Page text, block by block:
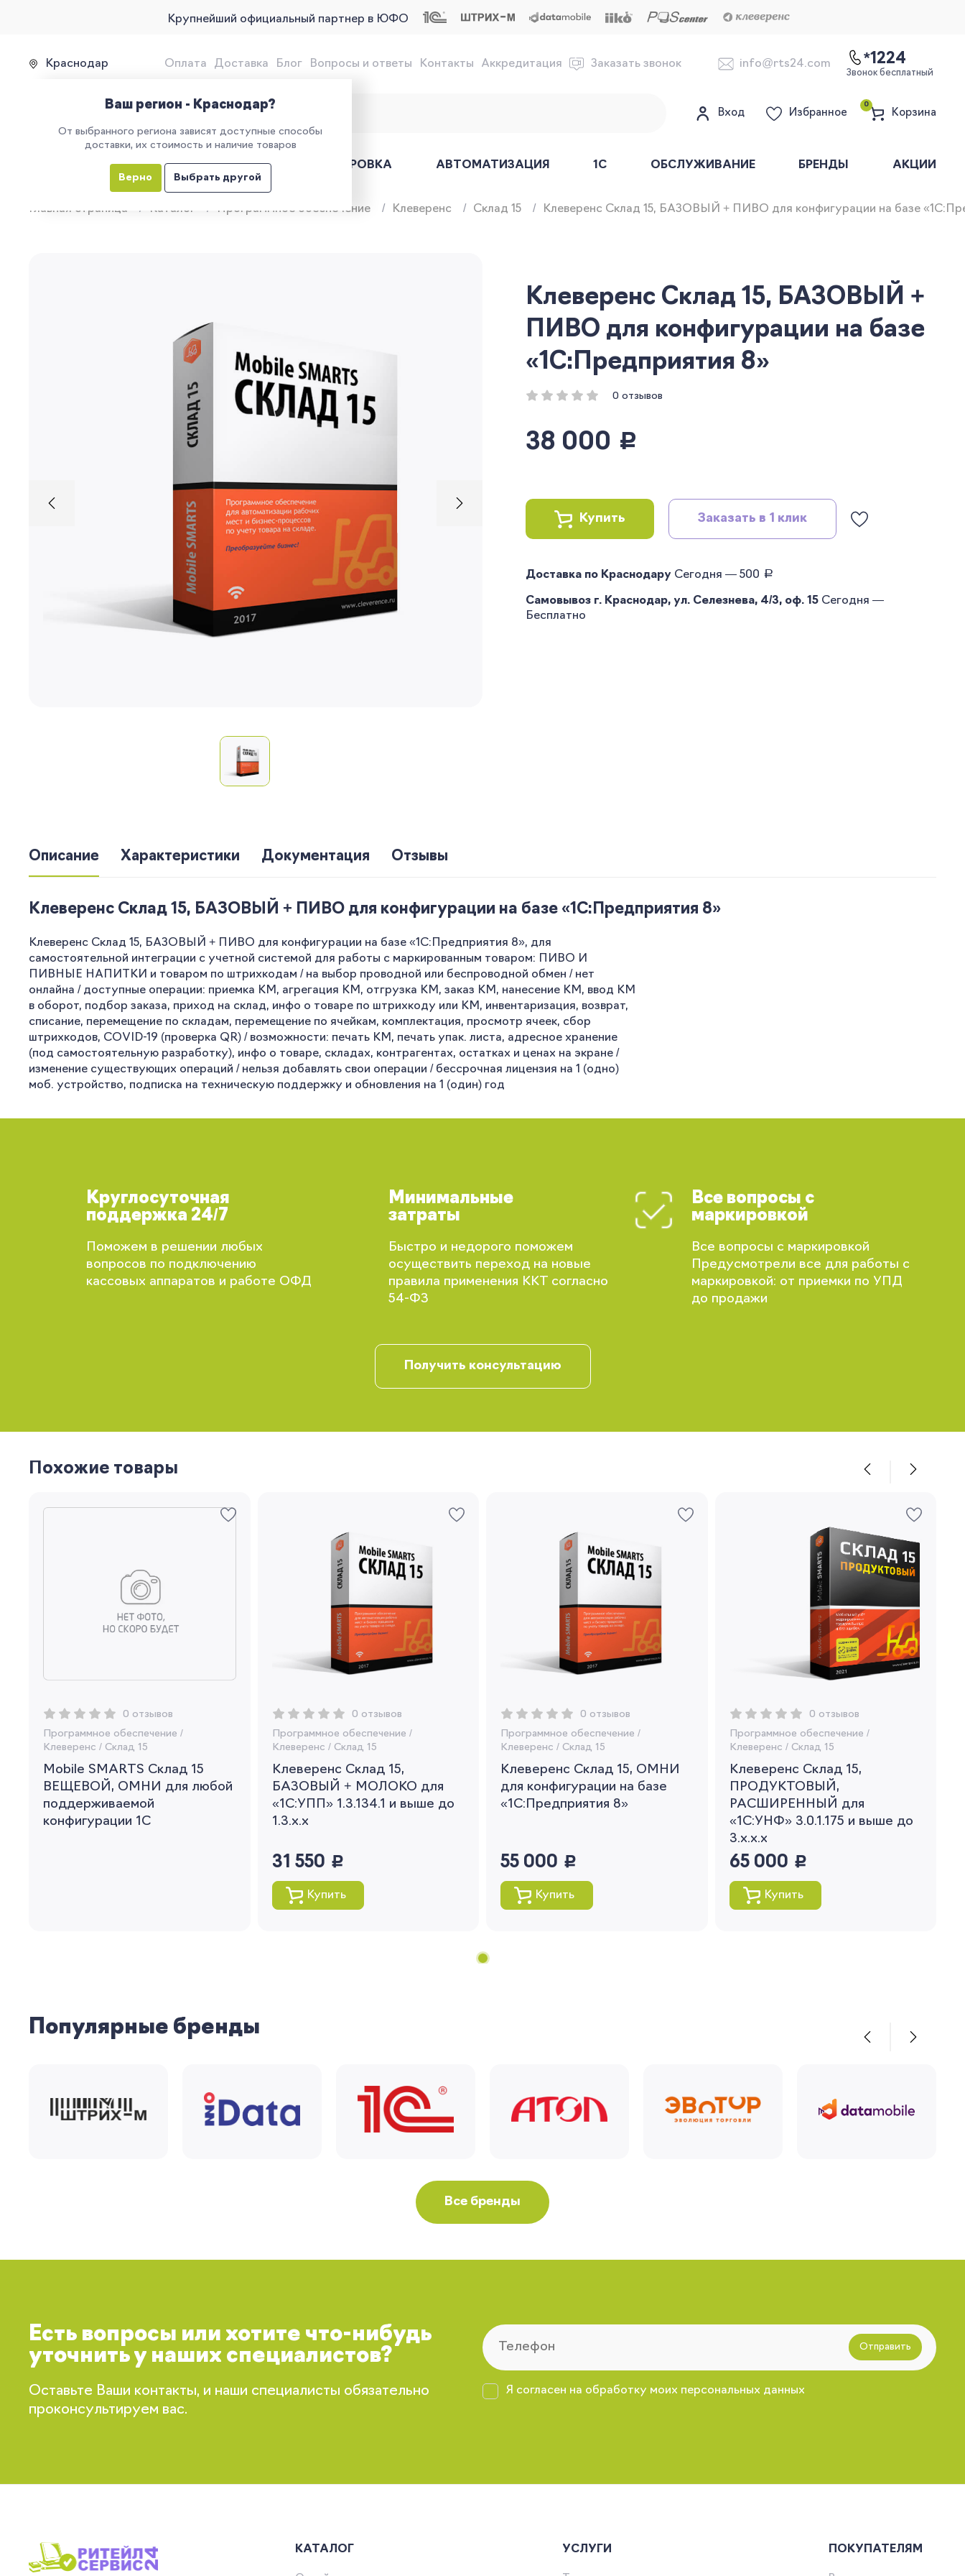
Крупнейший официальный партнер в ЮФО
Краснодар Оплата Доставка Блог Вопросы и ответы Контакты Аккредитация Заказать звонок info@rts24.com *1224
Звонок бесплатный
Продажа, подключение и обслуживание онлайн-касс
Вход Избранное
0
Корзина
УСЛУГИ ЕГАИС МАРКИРОВКА АВТОМАТИЗАЦИЯ 1С ОБСЛУЖИВАНИЕ БРЕНДЫ АКЦИИ
Главная страница Каталог Программное обеспечение Клеверенс Склад 15 Клеверенс Склад 15, БАЗОВЫЙ + ПИВО для конфигурации на базе
Клеверенс Склад 15, БАЗОВЫЙ +
ПИВО для конфигурации на базе
«1С:Предприятия 8»
0 отзывов
38 000 руб.
Купить Заказать в 1 клик
Доставка по Краснодару Сегодня — 500 руб.
Самовывоз г. Краснодар, ул. Селезнева, 4/3, оф. 15 Сегодня —
Бесплатно
Описание Характеристики Документация Отзывы
Клеверенс Склад 15, БАЗОВЫЙ + ПИВО для конфигурации на базе «1С:Предприятия 8»
Клеверенс Склад 15, БАЗОВЫЙ + ПИВО для конфигурации на базе «1С:Предприятия 8», для
самостоятельной интеграции с учетной системой для работы с маркированным товаром: ПИВО И
ПИВНЫЕ НАПИТКИ и товаром по штрихкодам / на выбор проводной или беспроводной обмен / нет
онлайна / доступные операции: приемка КМ, агрегация КМ, отгрузка КМ, заказ КМ, нанесение КМ, ввод КМ
в оборот, подбор заказа, приход на склад, инфо о товаре по штрихкоду или КМ, инвентаризация, возврат,
списание, перемещение по складам, перемещение по ячейкам, комплектация, просмотр ячеек, сбор
штрихкодов, COVID-19 (проверка QR) / возможности: печать КМ, печать упак. листа, адресное хранение
(под самостоятельную разработку), инфо о товаре, складах, контрагентах, остатках и ценах на экране /
изменение существующих операций / нельзя добавлять свои операции / бессрочная лицензия на 1 (одно)
моб. устройство, подписка на техническую поддержку и обновления на 1 (один) год
Круглосуточная
поддержка 24/7
Поможем в решении любых
вопросов по подключению
кассовых аппаратов и работе ОФД
Минимальные
затраты
Быстро и недорого поможем
осуществить переход на новые
правила применения ККТ согласно
54-ФЗ
Все вопросы с
маркировкой
Все вопросы с маркировкой
Предусмотрели все для работы с
маркировкой: от приемки по УПД
до продажи
Получить консультацию
Похожие товары
0 отзывов
Программное обеспечение /
Клеверенс / Склад 15
Mobile SMARTS Склад 15
ВЕЩЕВОЙ, ОМНИ для любой
поддерживаемой
конфигурации 1С
0 отзывов
Программное обеспечение /
Клеверенс / Склад 15
Клеверенс Склад 15,
БАЗОВЫЙ + МОЛОКО для
«1С:УПП» 1.3.134.1 и выше до
1.3.x.x
31 550 руб.
Купить
0 отзывов
Программное обеспечение /
Клеверенс / Склад 15
Клеверенс Склад 15, ОМНИ
для конфигурации на базе
«1С:Предприятия 8»
55 000 руб.
Купить
0 отзывов
Программное обеспечение /
Клеверенс / Склад 15
Клеверенс Склад 15,
ПРОДУКТОВЫЙ,
РАСШИРЕННЫЙ для
«1С:УНФ» 3.0.1.175 и выше до
3.x.x.x
65 000 руб.
Купить
Популярные бренды
Все бренды
Есть вопросы или хотите что-нибудь
уточнить у наших специалистов?
Оставьте Ваши контакты, и наши специалисты обязательно
проконсультируем вас.
Отправить
Я согласен на обработку моих персональных данных
КАТАЛОГ УСЛУГИ ПОКУПАТЕЛЯМ
заказов и получать индивидуальные
рекомендации
Я согласен на обработку моих
Запомнить меня
Вы сможете отслеживать статус своих
заказов и получать индивидуальные
Ваш регион - Краснодар?
От выбранного региона зависят доступные способы
доставки, их стоимость и наличие товаров
Верно Выбрать другой